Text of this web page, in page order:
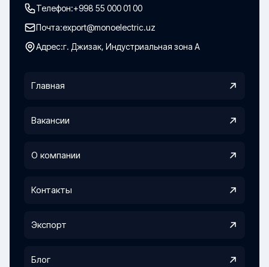
Телефон:+998 55 000 01 00
Почта:export@monoelectric.uz
Адрес:г. Джизак, Индустриальная зона А
Главная
Вакансии
О компании
Контакты
Экспорт
Блог